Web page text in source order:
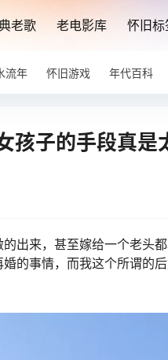
老歌 老电影库 怀旧标
流年 怀旧游戏 年代百科
孩子的手段真是
出来，甚至嫁给一个老头
的事情，而我这个所谓的